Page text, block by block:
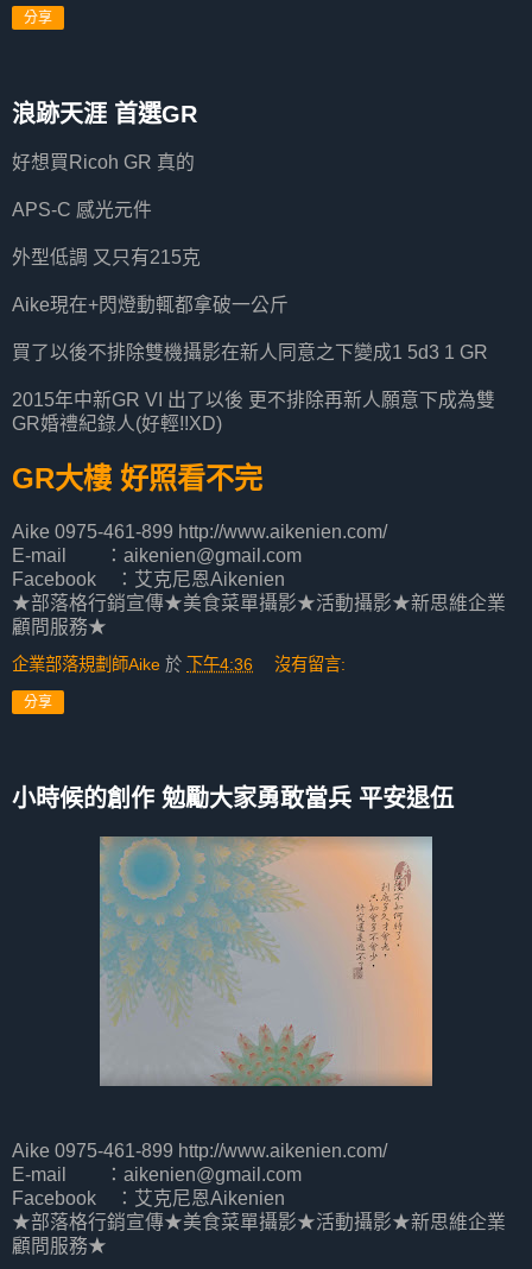
分享
浪跡天涯 首選GR
好想買Ricoh GR 真的
APS-C 感光元件
外型低調 又只有215克
Aike現在+閃燈動輒都拿破一公斤
買了以後不排除雙機攝影在新人同意之下變成1 5d3 1 GR
2015年中新GR VI 出了以後 更不排除再新人願意下成為雙
GR婚禮紀錄人(好輕!!XD)
GR大樓 好照看不完
Aike 0975-461-899 http://www.aikenien.com/
E-mail ：aikenien@gmail.com
Facebook ：艾克尼恩Aikenien
★部落格行銷宣傳★美食菜單攝影★活動攝影★新思維企業
顧問服務★
企業部落規劃師Aike 於 下午4:36 沒有留言:
分享
小時候的創作 勉勵大家勇敢當兵 平安退伍
Aike 0975-461-899 http://www.aikenien.com/
E-mail ：aikenien@gmail.com
Facebook ：艾克尼恩Aikenien
★部落格行銷宣傳★美食菜單攝影★活動攝影★新思維企業
顧問服務★